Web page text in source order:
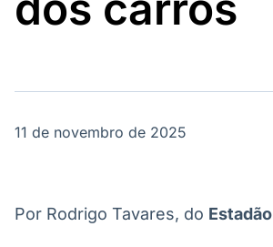
Agro
tempo real
11 de novembro de 2025
Por Rodrigo Tavares, do Estadão